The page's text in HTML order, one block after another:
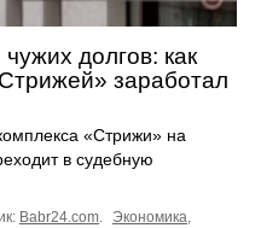
долгов: как
заработал
«Стрижи» на
в судебную
Babr24.com. Экономика,